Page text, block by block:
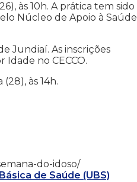
às 10h. A prática tem sido
Núcleo de Apoio à Saúde
Jundiaí. As inscrições
Idade no CECCO.
às 14h.
do-idoso/
de Saúde (UBS)